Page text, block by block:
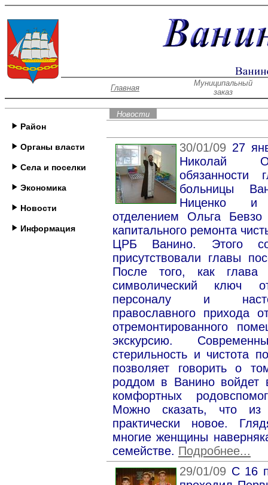
Главная
Муниципальный
заказ
Район
Органы власти
Села и поселки
Экономика
Новости
Информация
Новости
30/01/09 27
Николай
обязанности
больницы
Ниценко и
отделением Ольга Бевзо
капитального ремонта
ЦРБ Ванино. Этого
присутствовали главы
После того, как глава
символический ключ
персоналу и
православного прихода
отремонтированного
экскурсию.
стерильность и чистота
позволяет говорить о
роддом в Ванино войдет
комфортных
Можно сказать, что из
практически новое.
многие женщины
семействе. Подробнее...
29/01/09 С 16